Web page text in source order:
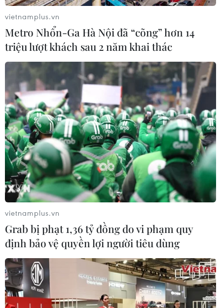
Thúc đẩy kinh tế nông nghiệp tuần hoàn
hướng đến sản xuất xanh
25/03/2023 04:08
Từ thực tế triển khai một số mô hình kinh tế nông nghiệp
tuần hoàn tại các tỉnh phía Nam, TTXVN thực hiện chùm
4 bài viết với chủ đề "Thúc đẩy kinh tế nông nghiệp tuần
hoàn."
vietnamplus.vn
Metro Nhổn-Ga Hà Nội đã “cõng” hơn 14
triệu lượt khách sau 2 năm khai thác
vietnamplus.vn
Grab bị phạt 1,36 tỷ đồng do vi phạm quy
định bảo vệ quyền lợi người tiêu dùng